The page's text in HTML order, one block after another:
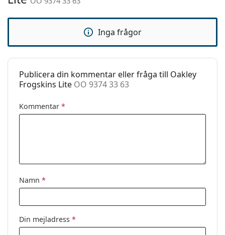
Kategori:
Solglasögon
Oakley
Sport:
Golf, Vandring
Kod:
OO 9374 33 63
Inga frågor
Publicera din kommentar eller fråga till Oakley
Frogskins Lite OO 9374 33 63
Kommentar *
Namn *
Din mejladress *